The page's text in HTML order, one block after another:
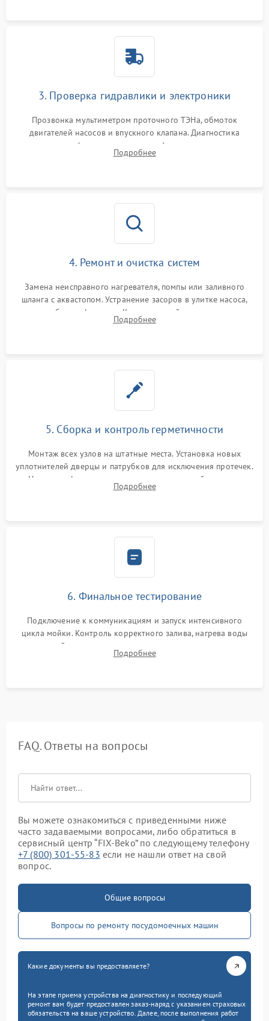
3. Проверка гидравлики и электроники
Прозвонка мультиметром проточного ТЭНа, обмоток
двигателей насосов и впускного клапана. Диагностика
прессостата (датчика уровня воды), датчика мутности,
концевика дверцы и электронного модуля управления.
Подробнее
4. Ремонт и очистка систем
Замена неисправного нагревателя, помпы или заливного
шланга с аквастопом. Устранение засоров в улитке насоса,
патрубках и фильтрах. Компонентный ремонт платы
управления, восстановление поврежденной проводки.
Подробнее
5. Сборка и контроль герметичности
Монтаж всех узлов на штатные места. Установка новых
уплотнителей дверцы и патрубков для исключения протечек.
Надежная фиксация хомутов гидравлической системы,
сборка корпуса и установка датчика поплавка.
Подробнее
6. Финальное тестирование
Подключение к коммуникациям и запуск интенсивного
цикла мойки. Контроль корректного залива, нагрева воды
до нужной температуры, отсутствия посторонних шумов,
штатного слива и абсолютной сухости в поддоне.
Подробнее
FAQ. Ответы на вопросы
Вы можете ознакомиться с приведенными ниже
часто задаваемыми вопросами, либо обратиться в
сервисный центр “FIX-Beko” по следующему телефону
+7 (800) 301-55-83 если не нашли ответ на свой
вопрос.
Общие вопросы
Вопросы по ремонту посудомоечных машин
Какие документы вы предоставляете?
На этапе приема устройства на диагностику и последующий
ремонт вам будет предоставлен заказ-наряд с указанием страховых
обязательств на ваше устройство. Далее, после выполнения работ